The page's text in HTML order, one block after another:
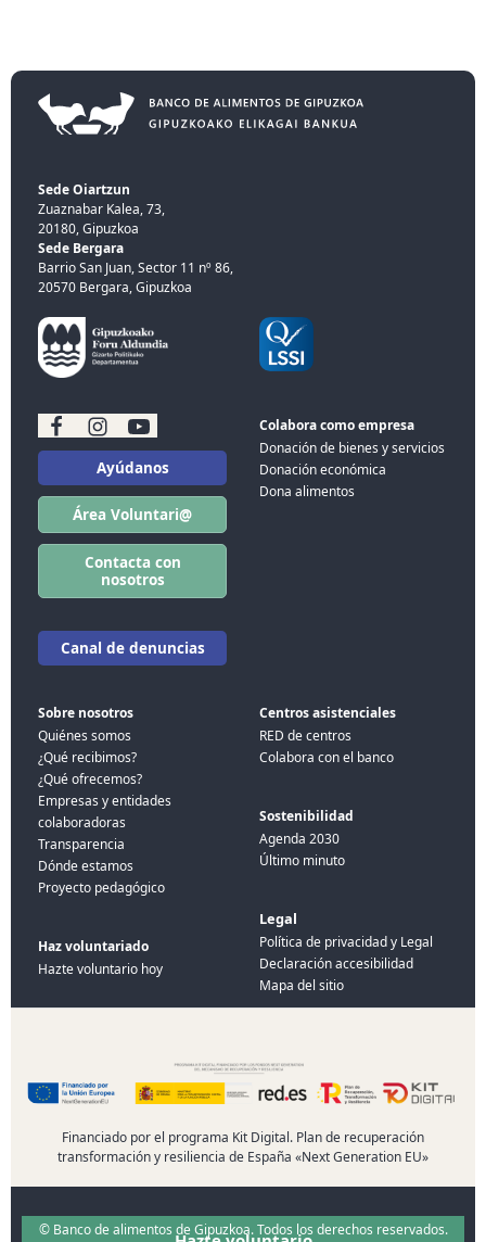
Sede Oiartzun
Zuaznabar Kalea, 73,
20180, Gipuzkoa
Sede Bergara
Barrio San Juan, Sector 11 nº 86,
20570 Bergara, Gipuzkoa
Ayúdanos
Área Voluntari@
Contacta con
nosotros
Canal de denuncias
Colabora como empresa
Donación de bienes y servicios
Donación económica
Dona alimentos
Sobre nosotros
Quiénes somos
¿Qué recibimos?
¿Qué ofrecemos?
Empresas y entidades
colaboradoras
Transparencia
Dónde estamos
Proyecto pedagógico
Haz voluntariado
Hazte voluntario hoy
Centros asistenciales
RED de centros
Colabora con el banco
Sostenibilidad
Agenda 2030
Último minuto
Legal
Política de privacidad y Legal
Declaración accesibilidad
Mapa del sitio
Financiado por el programa Kit Digital. Plan de recuperación
transformación y resiliencia de España «Next Generation EU»
© Banco de alimentos de Gipuzkoa. Todos los derechos reservados.